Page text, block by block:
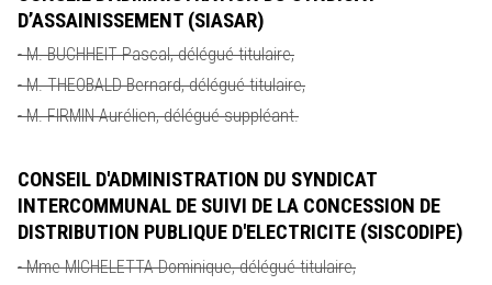
D’ASSAINISSEMENT (SIASAR)
- M. BUCHHEIT Pascal, délégué titulaire,
- M. THEOBALD Bernard, délégué titulaire,
- M. FIRMIN Aurélien, délégué suppléant.
CONSEIL D'ADMINISTRATION DU SYNDICAT
INTERCOMMUNAL DE SUIVI DE LA CONCESSION DE
DISTRIBUTION PUBLIQUE D'ELECTRICITE (SISCODIPE)
- Mme MICHELETTA Dominique, délégué titulaire,